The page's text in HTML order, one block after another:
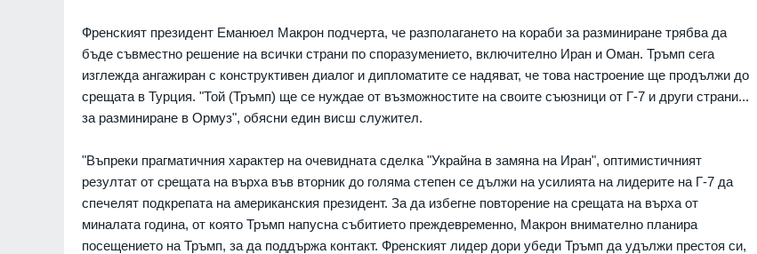
Френският президент Еманюел Макрон подчерта, че разполагането на кораби за разминиране трябва да
бъде съвместно решение на всички страни по споразумението, включително Иран и Оман. Тръмп сега
изглежда ангажиран с конструктивен диалог и дипломатите се надяват, че това настроение ще продължи до
срещата в Турция. "Той (Тръмп) ще се нуждае от възможностите на своите съюзници от Г-7 и други страни...
за разминиране в Ормуз", обясни един висш служител.
"Въпреки прагматичния характер на очевидната сделка "Украйна в замяна на Иран", оптимистичният
резултат от срещата на върха във вторник до голяма степен се дължи на усилията на лидерите на Г-7 да
спечелят подкрепата на американския президент. За да избегне повторение на срещата на върха от
миналата година, от която Тръмп напусна събитието преждевременно, Макрон внимателно планира
посещението на Тръмп, за да поддържа контакт. Френският лидер дори убеди Тръмп да удължи престоя си,
спад след
Украйна - едва 18 %
07.08.2026г.
код за високи
07.08.2026г.
Русия се готви да удари
балтийските страни с украински
дронове: Литовското разузнаване
разкри подробности
РАЗКРИТИЯ 06.08.2026г.
"Пирогов"
ЗДРАВЕОПАЗВАНЕ 06.08.2026г.
Младежкия хълм в Пловдив
Интерактивна карта дава бърз
достъп до водните бази по